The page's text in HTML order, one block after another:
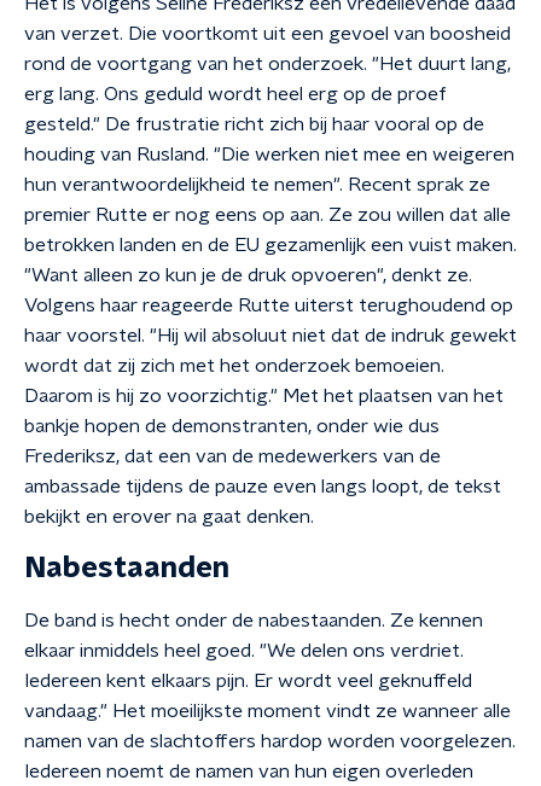
van verzet. Die voortkomt uit een gevoel van boosheid
rond de voortgang van het onderzoek. "Het duurt lang,
erg lang. Ons geduld wordt heel erg op de proef
gesteld." De frustratie richt zich bij haar vooral op de
houding van Rusland. "Die werken niet mee en weigeren
hun verantwoordelijkheid te nemen". Recent sprak ze
premier Rutte er nog eens op aan. Ze zou willen dat alle
betrokken landen en de EU gezamenlijk een vuist maken.
"Want alleen zo kun je de druk opvoeren", denkt ze.
Volgens haar reageerde Rutte uiterst terughoudend op
haar voorstel. "Hij wil absoluut niet dat de indruk gewekt
wordt dat zij zich met het onderzoek bemoeien.
Daarom is hij zo voorzichtig." Met het plaatsen van het
bankje hopen de demonstranten, onder wie dus
Frederiksz, dat een van de medewerkers van de
ambassade tijdens de pauze even langs loopt, de tekst
bekijkt en erover na gaat denken.
Nabestaanden
De band is hecht onder de nabestaanden. Ze kennen
elkaar inmiddels heel goed. "We delen ons verdriet.
Iedereen kent elkaars pijn. Er wordt veel geknuffeld
vandaag." Het moeilijkste moment vindt ze wanneer alle
namen van de slachtoffers hardop worden voorgelezen.
Iedereen noemt de namen van hun eigen overleden